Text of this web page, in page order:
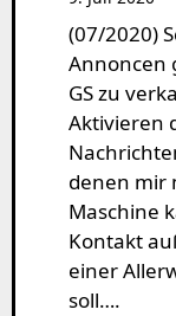
(07/2020)
Annoncen
GS zu
Aktivieren
denen mir
Maschine
Kontakt
einer
soll….